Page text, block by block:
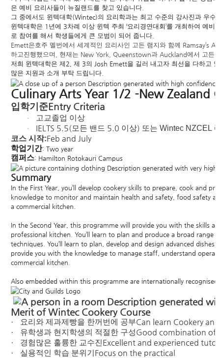
은 예비 요리사들이 뉴질랜드를 찾고 있습니다
그 중에서도 윈텍대학(Wintec)의 요리학과는 최고 수준의 강사진과 우수
윈텍대학은 1 년에 3차례 이상 윈텍 주최 ‘요리경연대회’를 개최하여 예비
로 참여를 해서 학생들에게 큰 모범이 되어 줍니다
Emett은호주 멜번에서 세계적인 요리사인 고든 램지와 함께 Ramsay’s
하고진행했으며 현재는 New York, Queenstown과 Auckland에서 고든
저희 윈텍대학은 제 2, 제 3의 Josh Emett을 길러 내고자 최선을 다하고
많은 지원과 소개 부탁 드립니다
Culinary Arts Year 1/2 -New Zealand
입학기준Entry Criteria
· 고교졸업 이상
· IELTS 5.5(모든 밴드 5.0 이상) 또는 Wintec NZCEL
코스 시작:Feb and July
학업기간: Two year
캠퍼스: Hamilton Rotokauri Campus
Summary
​​In the First Year, you’ll develop cookery skills to prepare, cook and
knowledge to monitor and maintain health and safety, food safety
a commercial kitchen.
In the Second Year, this programme will provide you with the skills
professional kitchen. You’ll learn to plan and produce a broad
techniques. You’ll learn to plan, develop and design advanced
provide you with the knowledge to manage staff, understand
commercial kitchen.
Also embedded within this programme are internationally
Merit of Wintec Cookery Course
· 요리와 제과제빵을 한꺼번에 공부Can learn Cookery
· 유학생과 현지학생의 적절한 구성Good combination of
· 경험많은 훌륭한 교수진Excellent and experienced
· 실용적인 학습 분위기 Focus on the practical